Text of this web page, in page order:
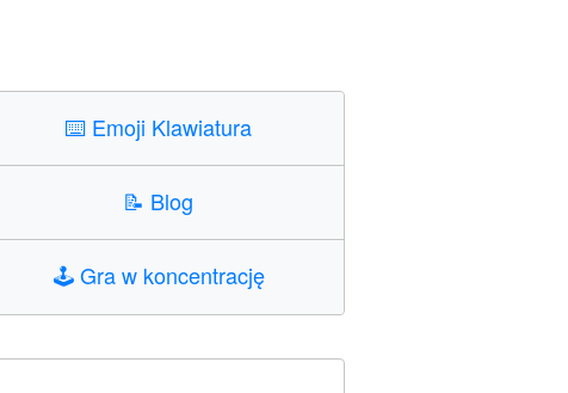
⌨️ Emoji Klawiatura
📝 Blog
🕹️Gra w koncentrację